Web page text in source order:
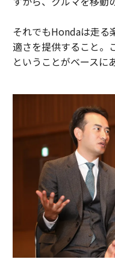
それでもHondaは走る
適さを提供すること。
ということがベースに